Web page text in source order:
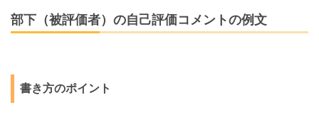
部下（被評価者）の自己評価コメントの例文
書き方のポイント